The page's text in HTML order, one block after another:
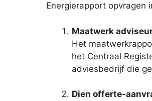
Energierapport opvragen
Maatwerk
Het
het Centraal
adviesbedrijf die
Dien offerte-